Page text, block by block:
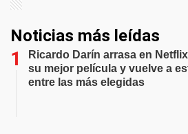
Noticias más leídas
Ricardo Darín arrasa en
su mejor película y vuelve a
entre las más elegidas